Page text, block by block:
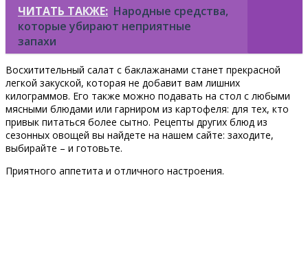
ЧИТАТЬ ТАКЖЕ: Народные средства,
которые убирают неприятные
запахи
Восхитительный салат с баклажанами станет прекрасной
легкой закуской, которая не добавит вам лишних
килограммов. Его также можно подавать на стол с любыми
мясными блюдами или гарниром из картофеля: для тех, кто
привык питаться более сытно. Рецепты других блюд из
сезонных овощей вы найдете на нашем сайте: заходите,
выбирайте – и готовьте.
Приятного аппетита и отличного настроения.